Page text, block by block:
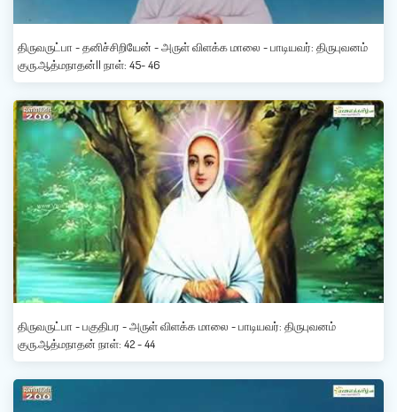
திருவருட்பா - தனிச்சிறியேன் - அருள் விளக்க மாலை - பாடியவர்: திருபுவனம்
குரு.ஆத்மநாதன்|| நாள்: 45- 46
திருவருட்பா - பகுதிபர - அருள் விளக்க மாலை - பாடியவர்: திருபுவனம்
குரு.ஆத்மநாதன் நாள்: 42 - 44